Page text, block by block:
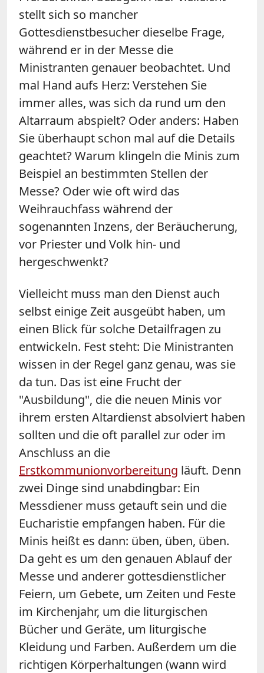
stellt sich so mancher
Gottesdienstbesucher dieselbe Frage,
während er in der Messe die
Ministranten genauer beobachtet. Und
mal Hand aufs Herz: Verstehen Sie
immer alles, was sich da rund um den
Altarraum abspielt? Oder anders: Haben
Sie überhaupt schon mal auf die Details
geachtet? Warum klingeln die Minis zum
Beispiel an bestimmten Stellen der
Messe? Oder wie oft wird das
Weihrauchfass während der
sogenannten Inzens, der Beräucherung,
vor Priester und Volk hin- und
hergeschwenkt?
Vielleicht muss man den Dienst auch
selbst einige Zeit ausgeübt haben, um
einen Blick für solche Detailfragen zu
entwickeln. Fest steht: Die Ministranten
wissen in der Regel ganz genau, was sie
da tun. Das ist eine Frucht der
"Ausbildung", die die neuen Minis vor
ihrem ersten Altardienst absolviert haben
sollten und die oft parallel zur oder im
Anschluss an die
Erstkommunionvorbereitung läuft. Denn
zwei Dinge sind unabdingbar: Ein
Messdiener muss getauft sein und die
Eucharistie empfangen haben. Für die
Minis heißt es dann: üben, üben, üben.
Da geht es um den genauen Ablauf der
Messe und anderer gottesdienstlicher
Feiern, um Gebete, um Zeiten und Feste
im Kirchenjahr, um die liturgischen
Bücher und Geräte, um liturgische
Kleidung und Farben. Außerdem um die
richtigen Körperhaltungen (wann wird